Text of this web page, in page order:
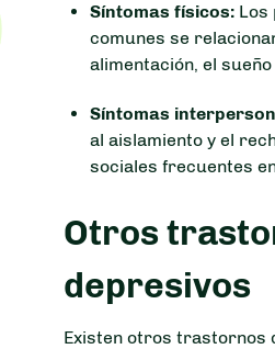
Síntomas físicos: Los
comunes se
alimentación, el
Síntomas
al aislamiento y el
sociales frecuentes
Otros
depresivos
Existen otros trastornos